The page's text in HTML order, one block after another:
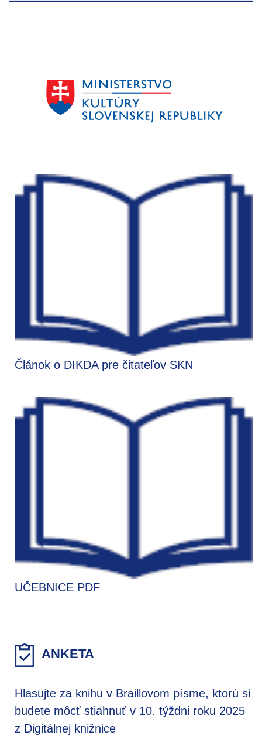
Článok o DIKDA pre čitateľov SKN
UČEBNICE PDF
ANKETA
Hlasujte za knihu v Braillovom písme, ktorú si
budete môcť stiahnuť v 10. týždni roku 2025
z Digitálnej knižnice